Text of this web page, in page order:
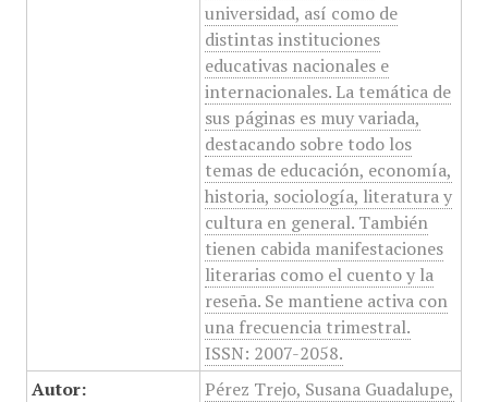
universidad, así como de
distintas instituciones
educativas nacionales e
internacionales. La temática de
sus páginas es muy variada,
destacando sobre todo los
temas de educación, economía,
historia, sociología, literatura y
cultura en general. También
tienen cabida manifestaciones
literarias como el cuento y la
reseña. Se mantiene activa con
una frecuencia trimestral.
ISSN: 2007-2058.
Autor:
Pérez Trejo, Susana Guadalupe,